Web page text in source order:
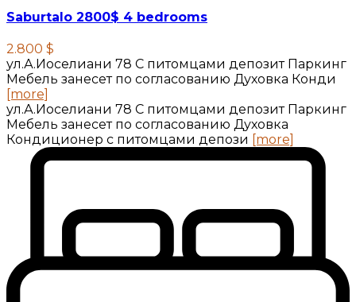
Saburtalo 2800$ 4 bedrooms
2.800 $
ул.А.Иоселиани 78 С питомцами депозит Паркинг
Мебель занесет по согласованию Духовка Конди
[more]
ул.А.Иоселиани 78 С питомцами депозит Паркинг
Мебель занесет по согласованию Духовка
Кондиционер с питомцами депози [more]